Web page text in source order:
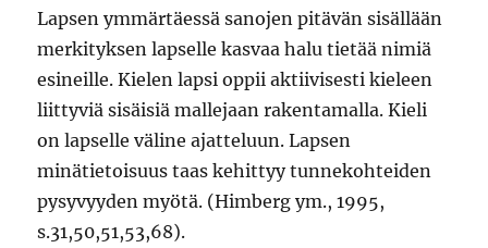
Lapsen ymmärtäessä sanojen pitävän sisällään
merkityksen lapselle kasvaa halu tietää nimiä
esineille. Kielen lapsi oppii aktiivisesti kieleen
liittyviä sisäisiä mallejaan rakentamalla. Kieli
on lapselle väline ajatteluun. Lapsen
minätietoisuus taas kehittyy tunnekohteiden
pysyvyyden myötä. (Himberg ym., 1995,
s.31,50,51,53,68).